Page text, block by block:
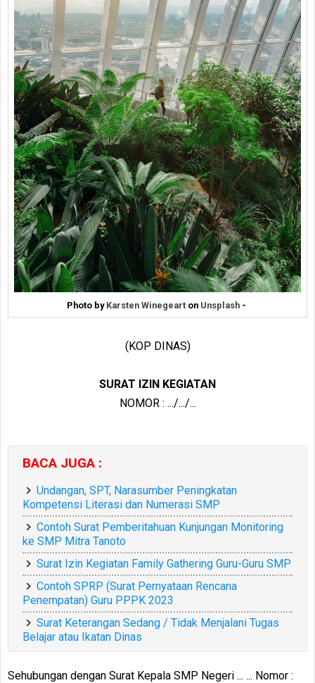
Photo by Karsten Winegeart on Unsplash -
(KOP DINAS)
SURAT IZIN KEGIATAN
NOMOR : .../.../...
BACA JUGA :
Undangan, SPT, Narasumber Peningkatan
Kompetensi Literasi dan Numerasi SMP
Contoh Surat Pemberitahuan Kunjungan Monitoring
ke SMP Mitra Tanoto
Surat Izin Kegiatan Family Gathering Guru-Guru SMP
Contoh SPRP (Surat Pernyataan Rencana
Penempatan) Guru PPPK 2023
Surat Keterangan Sedang / Tidak Menjalani Tugas
Belajar atau Ikatan Dinas
Sehubungan dengan Surat Kepala SMP Negeri ... ... Nomor :